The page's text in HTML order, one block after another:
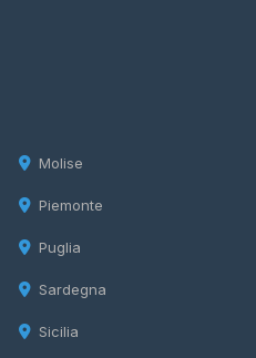
Molise
Piemonte
Puglia
Sardegna
Sicilia